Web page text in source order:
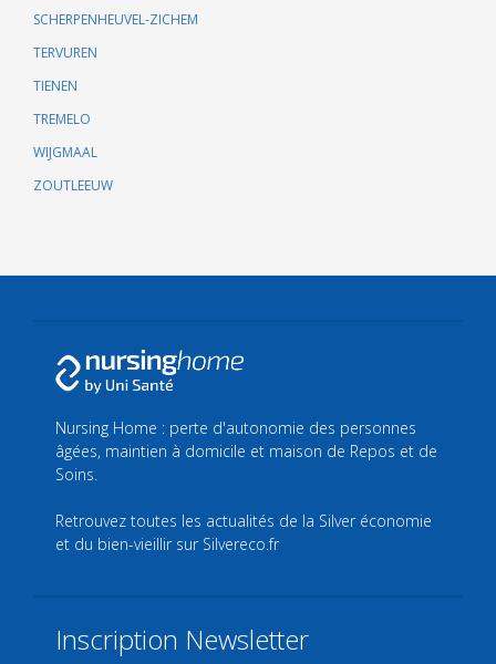
SCHERPENHEUVEL-ZICHEM
TERVUREN
TIENEN
TREMELO
WIJGMAAL
ZOUTLEEUW
Nursing Home : perte d'autonomie des personnes
âgées, maintien à domicile et maison de Repos et de
Soins.
Retrouvez toutes les actualités de la Silver économie
et du bien-vieillir sur Silvereco.fr
Inscription Newsletter